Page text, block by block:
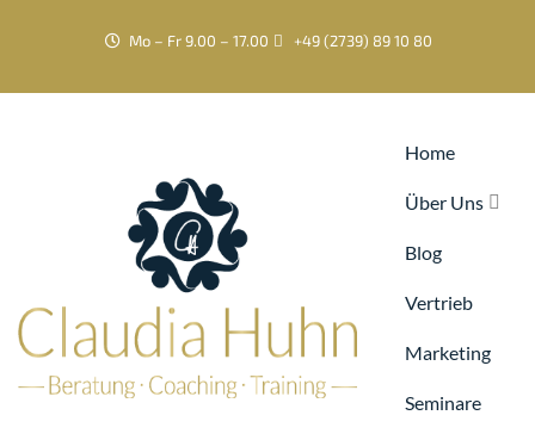
Mo – Fr 9.00 – 17.00 +49 (2739) 89 10 80
Home
Über Uns
Blog
Vertrieb
Marketing
Seminare